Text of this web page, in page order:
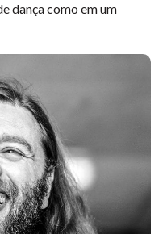
dança como em um